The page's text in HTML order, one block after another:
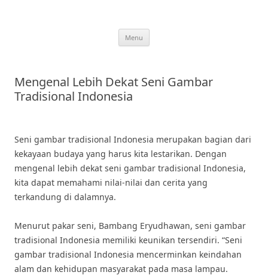
Menu
Mengenal Lebih Dekat Seni Gambar
Tradisional Indonesia
Seni gambar tradisional Indonesia merupakan bagian dari
kekayaan budaya yang harus kita lestarikan. Dengan
mengenal lebih dekat seni gambar tradisional Indonesia,
kita dapat memahami nilai-nilai dan cerita yang
terkandung di dalamnya.
Menurut pakar seni, Bambang Eryudhawan, seni gambar
tradisional Indonesia memiliki keunikan tersendiri. “Seni
gambar tradisional Indonesia mencerminkan keindahan
alam dan kehidupan masyarakat pada masa lampau.